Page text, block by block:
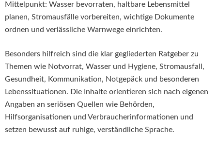
Mittelpunkt: Wasser bevorraten, haltbare Lebensmittel
planen, Stromausfälle vorbereiten, wichtige Dokumente
ordnen und verlässliche Warnwege einrichten.
Besonders hilfreich sind die klar gegliederten Ratgeber zu
Themen wie Notvorrat, Wasser und Hygiene, Stromausfall,
Gesundheit, Kommunikation, Notgepäck und besonderen
Lebenssituationen. Die Inhalte orientieren sich nach eigenen
Angaben an seriösen Quellen wie Behörden,
Hilfsorganisationen und Verbraucherinformationen und
setzen bewusst auf ruhige, verständliche Sprache.